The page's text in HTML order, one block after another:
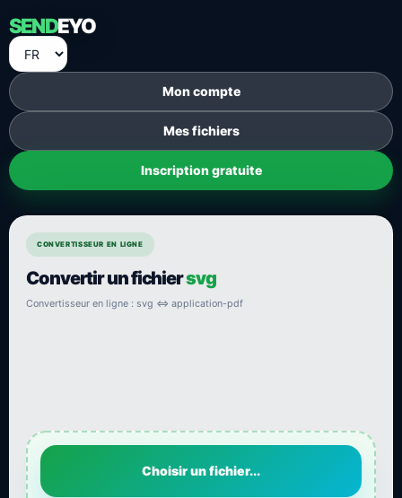
SENDEYO
Mon compte
Mes fichiers
Inscription gratuite
CONVERTISSEUR EN LIGNE
Convertir un fichiersvg
Convertisseur en ligne : svg ⇔ application-pdf
Choisir un fichier...